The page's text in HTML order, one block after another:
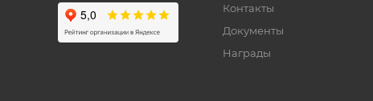
Контакты
Документы
Награды